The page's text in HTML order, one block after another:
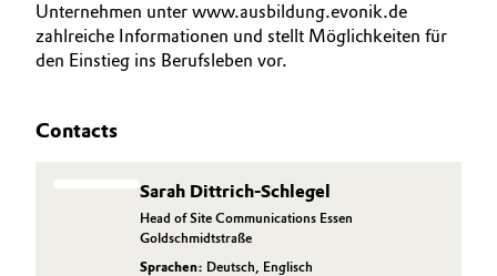
Unternehmen unter www.ausbildung.evonik.de
zahlreiche Informationen und stellt Möglichkeiten für
den Einstieg ins Berufsleben vor.
Contacts
Sarah Dittrich-Schlegel
Head of Site Communications Essen
Goldschmidtstraße
Sprachen: Deutsch, Englisch